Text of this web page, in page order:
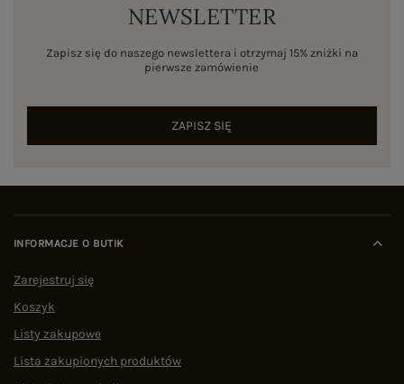
NEWSLETTER
Zapisz się do naszego newslettera i otrzymaj 15% zniżki na
pierwsze zamówienie
ZAPISZ SIĘ
INFORMACJE O BUTIK
Zarejestruj się
Koszyk
Listy zakupowe
Lista zakupionych produktów